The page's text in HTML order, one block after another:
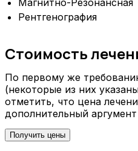
Рентгенография
Стоимость
По первому же
(некоторые из них
отметить, что цена
дополнительный
Получить цены